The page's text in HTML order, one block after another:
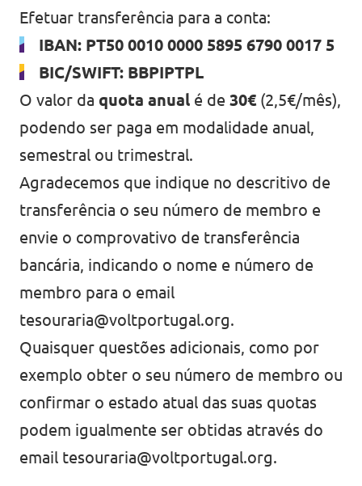
Efetuar transferência para a conta:
IBAN: PT50 0010 0000 5895 6790 0017 5
BIC/SWIFT: BBPIPTPL
O valor da quota anual é de 30€(2,5€/mês),
podendo ser paga em modalidade anual,
semestral ou trimestral.
Agradecemos que indique no descritivo de
transferência o seu número de membro e
envie o comprovativo de transferência
bancária, indicando o nome e número de
membro para o email
tesouraria@voltportugal.org.
Quaisquer questões adicionais, como por
exemplo obter o seu número de membro ou
confirmar o estado atual das suas quotas
podem igualmente ser obtidas através do
email tesouraria@voltportugal.org.